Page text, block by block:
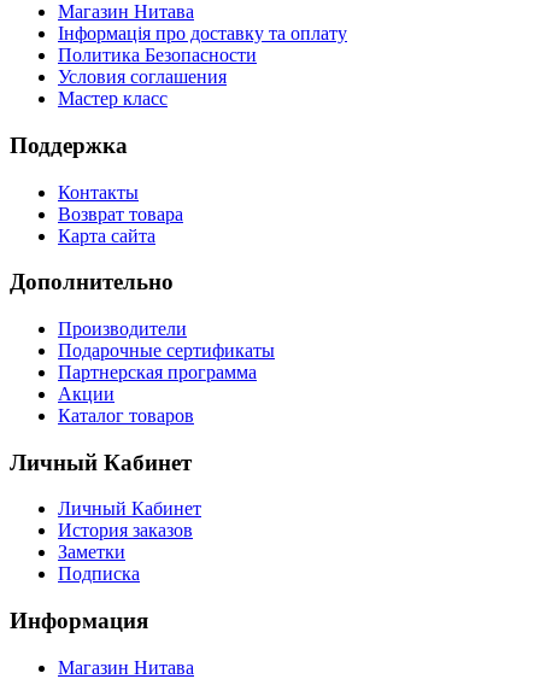
Магазин Нитава
Інформація про доставку та оплату
Политика Безопасности
Условия соглашения
Мастер класс
Поддержка
Контакты
Возврат товара
Карта сайта
Дополнительно
Производители
Подарочные сертификаты
Партнерская программа
Акции
Каталог товаров
Личный Кабинет
Личный Кабинет
История заказов
Заметки
Подписка
Информация
Магазин Нитава